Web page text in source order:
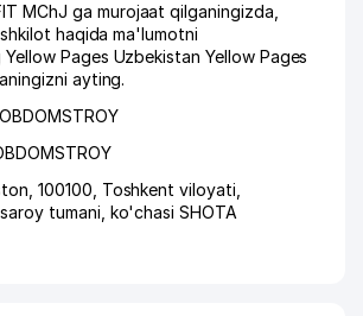
MChJ ga murojaat qilganingizda,
haqida ma'lumotni
Pages Uzbekistan Yellow Pages
ayting.
100100, Toshkent viloyati
tumani ko'chasi SHOTA